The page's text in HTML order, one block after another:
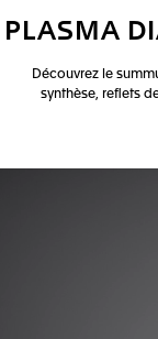
PLASMA
Découvrez le
synthèse, reflets